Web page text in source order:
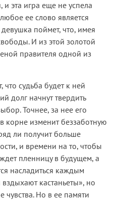
эта игра еще не успела
ее слово является
поймет, что, имея
И из этой золотой
правителя одной из
судьба будет к ней
долг начнут твердить
Точнее, за нее его
корне изменит беззаботную
ли получит больше
и времени на то, чтобы
пленницу в будущем, а
насладиться каждым
кастаньеты», но
чувства. Но в ее памяти